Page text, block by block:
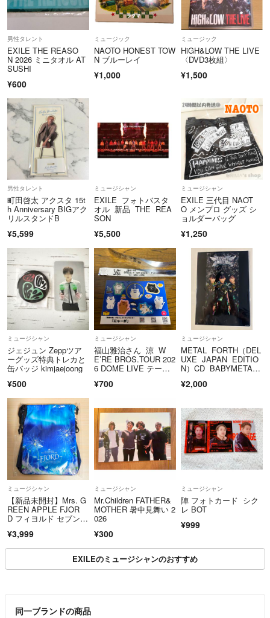
男性タレント
EXILE THE REASO
N 2026 ミニタオル AT
SUSHI
¥600
ミュージック
NAOTO HONEST TOW
N ブルーレイ
¥1,000
ミュージック
HiGH&LOW THE LIVE
〈DVD3枚組〉
¥1,500
男性タレント
町田啓太 アクスタ 15t
h Anniversary BIGアク
リルスタンドB
¥5,599
ミュージシャン
EXILE フォトバスタ
オル 新品 THE REA
SON
¥5,500
ミュージシャン
EXILE 三代目 NAOT
O メンプロ グッズ シ
ョルダーバッグ
¥1,250
ミュージシャン
ジェジュン Zeppツア
ーグッズ特典トレカと
缶バッジ kimjaejoong
¥500
ミュージシャン
福山雅治さん 涼 W
E’RE BROS.TOUR 202
6 DOME LIVE テー
シール
¥700
ミュージシャン
METAL FORTH（DEL
UXE JAPAN EDITIO
N）CD BABYMETA
ト
¥2,000
ミュージシャン
【新品未開封】Mrs. G
REEN APPLE FJOR
D フィヨルド セブンネ
ュ(FJORD ver.)
¥3,999
ミュージシャン
Mr.Children FATHER&
MOTHER 暑中見舞い 2
026
¥300
ミュージシャン
陣 フォトカード シク
レ BOT
¥999
EXILEのミュージシャンのおすすめ
同一ブランドの商品